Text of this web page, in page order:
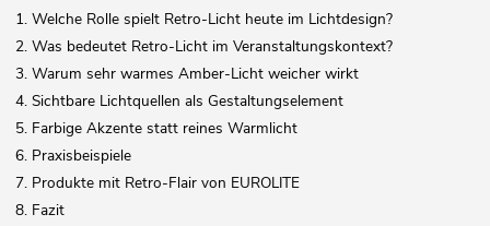
1. Welche Rolle spielt Retro-Licht heute im Lichtdesign?
2. Was bedeutet Retro-Licht im Veranstaltungskontext?
3. Warum sehr warmes Amber-Licht weicher wirkt
4. Sichtbare Lichtquellen als Gestaltungselement
5. Farbige Akzente statt reines Warmlicht
6. Praxisbeispiele
7. Produkte mit Retro-Flair von EUROLITE
8. Fazit